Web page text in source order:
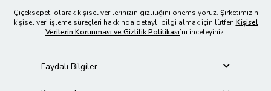
Çiçeksepeti olarak kişisel verilerinizin gizliliğini önemsiyoruz. Şirketimizin
kişisel veri işleme süreçleri hakkında detaylı bilgi almak için lütfen Kişisel
Verilerin Korunması ve Gizlilik Politikası’nı inceleyiniz.
Faydalı Bilgiler